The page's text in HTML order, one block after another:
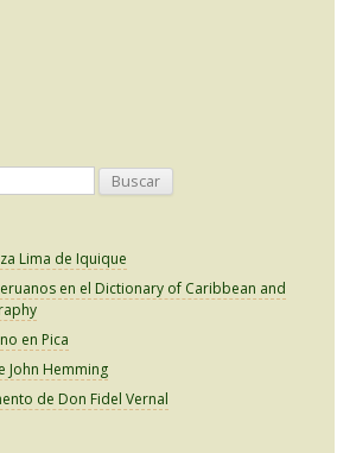
Lima de Iquique
en el Dictionary of Caribbean and
en Pica
John Hemming
de Don Fidel Vernal